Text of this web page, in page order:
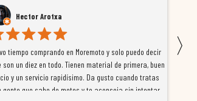
Hector Arotxa
tiempo comprando en Moremoto y solo puedo decir
son un diez en todo. Tienen material de primera, buen
y un servicio rapidísimo. Da gusto cuando tratas
gente que sabe de motos y te aconseja sin intentar
〉